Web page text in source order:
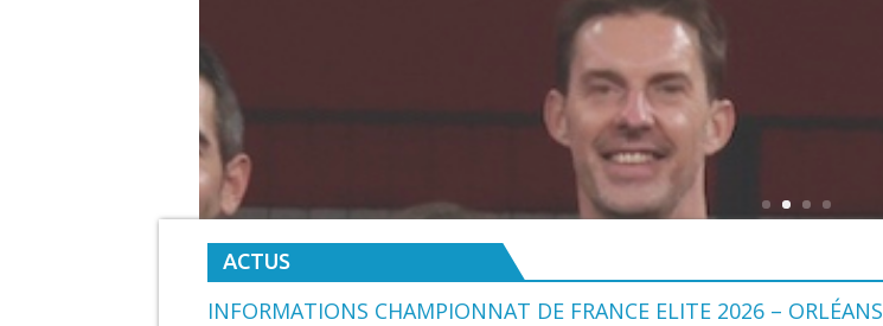
ACTUS
INFORMATIONS CHAMPIONNAT DE FRANCE ELITE 2026 – ORLÉANS